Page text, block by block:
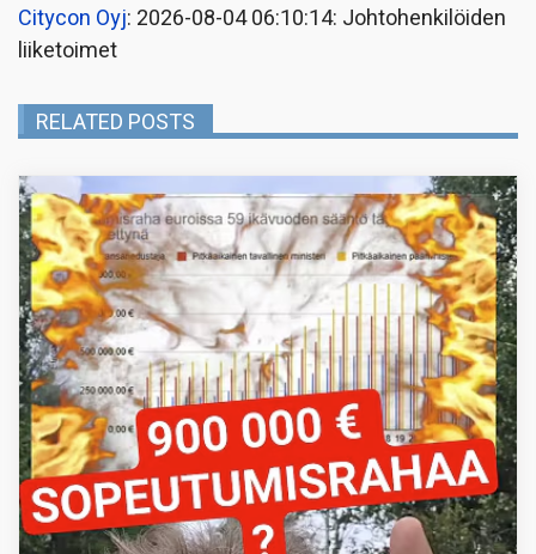
Citycon Oyj: 2026-08-04 06:10:14: Johtohenkilöiden
liiketoimet
RELATED POSTS